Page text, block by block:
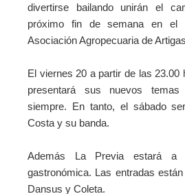
divertirse bailando unirán el
próximo fin de semana en el
Asociación Agropecuaria de
El viernes 20 a partir de las 23.00
presentará sus nuevos
siempre. En tanto, el sábado
Costa y su banda.
Además La Previa estará
gastronómica. Las entradas
Dansus y Coleta.